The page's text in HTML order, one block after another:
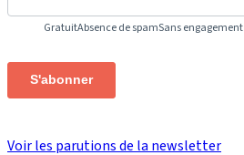
GratuitAbsence de spamSans engagement
S'abonner
Voir les parutions de la newsletter